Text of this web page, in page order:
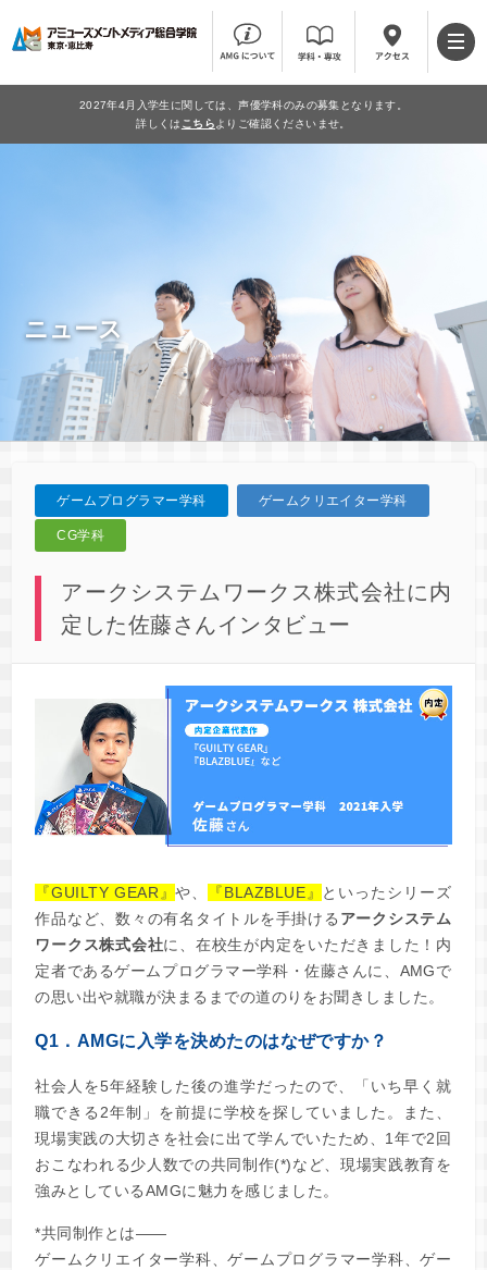
2027年4月入学生に関しては、声優学科のみの募集となります。
詳しくは こちら よりご確認くださいませ。
ニュース
ゲームプログラマー学科 ゲームクリエイター学科
CG学科
アークシステムワークス株式会社に内
定した佐藤さんインタビュー
『GUILTY GEAR』や、 『BLAZBLUE』 といったシリーズ
作品など、数々の有名タイトルを手掛ける アークシステム
ワークス株式会社に、在校生が内定をいただきました！内
定者であるゲームプログラマー学科・佐藤さんに、AMGで
の思い出や就職が決まるまでの道のりをお聞きしました。
Q1．AMGに入学を決めたのはなぜですか？
社会人を5年経験した後の進学だったので、「いち早く就
職できる2年制」を前提に学校を探していました。また、
現場実践の大切さを社会に出て学んでいたため、1年で2回
おこなわれる少人数での共同制作(*)など、現場実践教育を
強みとしているAMGに魅力を感じました。
*共同制作とは――
ゲームクリエイター学科、ゲームプログラマー学科、ゲー